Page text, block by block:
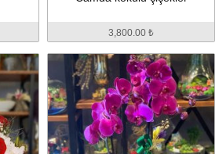
3,800.00 ₺